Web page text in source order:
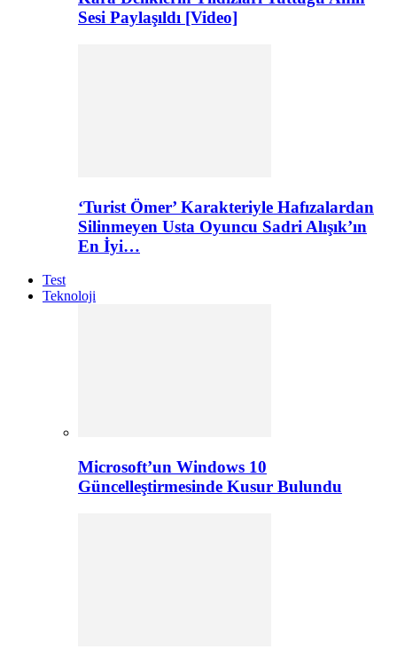
Sesi Paylaşıldı [Video]
‘Turist Ömer’ Karakteriyle Hafızalardan
Silinmeyen Usta Oyuncu Sadri Alışık’ın
En İyi…
Test
Teknoloji
Microsoft’un Windows 10
Güncelleştirmesinde Kusur Bulundu